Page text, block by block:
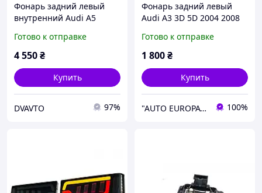
Фонарь задний левый
внутренний Audi A5
Готово к отправке
4 550₴
Купить
DVAVTO 97%
Фонарь задний левый
Audi A3 3D 5D 2004 2008
сигнал поворот габарит
без ламп
Готово к отправке
1 800₴
Купить
"AUTO EUROPA" — автозапчасти из Италии для Renault, Peugeot, Fiat, Citroën 100%